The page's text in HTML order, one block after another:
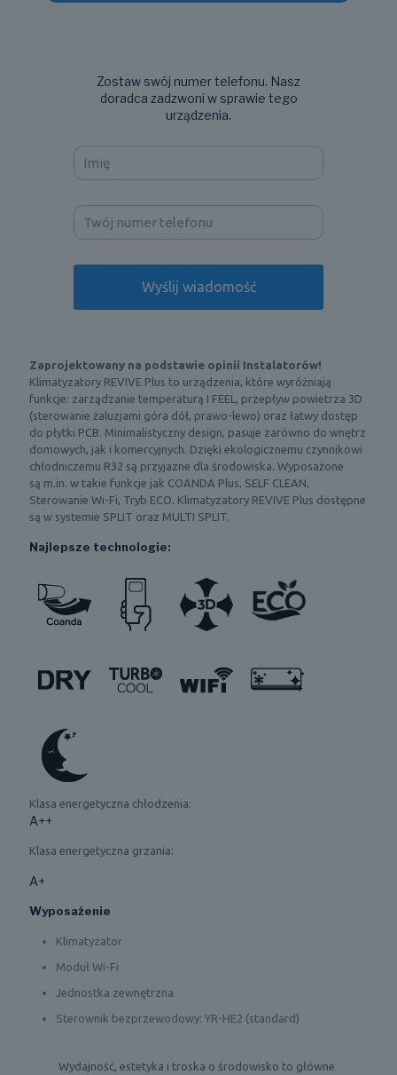
Zostaw swój numer telefonu. Nasz
doradca zadzwoni w sprawie tego
urządzenia.
Zaprojektowany na podstawie opinii Instalatorów!
Klimatyzatory REVIVE Plus to urządzenia, które wyróżniają
funkcje: zarządzanie temperaturą I FEEL, przepływ powietrza 3D
(sterowanie żaluzjami góra dół, prawo-lewo) oraz łatwy dostęp
do płytki PCB. Minimalistyczny design, pasuje zarówno do wnętrz
domowych, jak i komercyjnych. Dzięki ekologicznemu czynnikowi
chłodniczemu R32 są przyjazne dla środowiska. Wyposażone
są m.in. w takie funkcje jak COANDA Plus, SELF CLEAN,
Sterowanie Wi-Fi, Tryb ECO. Klimatyzatory REVIVE Plus dostępne
są w systemie SPLIT oraz MULTI SPLIT.
Najlepsze technologie:
Klasa energetyczna chłodzenia:
A++
Klasa energetyczna grzania:
A+
Wyposażenie
Klimatyzator
Moduł Wi-Fi
Jednostka zewnętrzna
Sterownik bezprzewodowy: YR-HE2 (standard)
Wydajność, estetyka i troska o środowisko to główne